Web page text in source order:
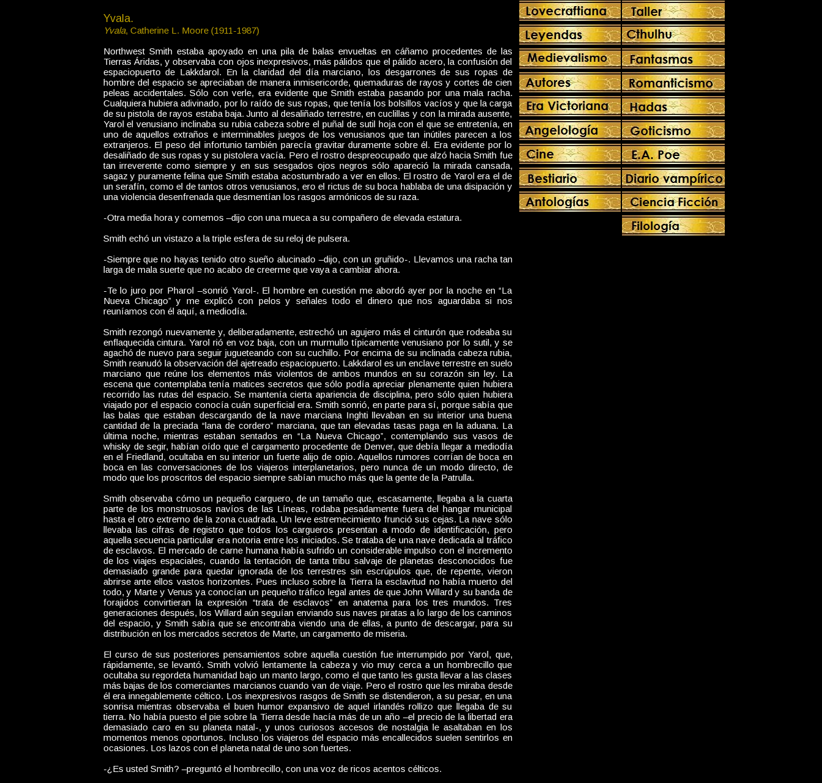
Yvala.
Yvala, Catherine L. Moore (1911-1987)
Northwest Smith estaba apoyado en una pila de balas envueltas en cáñamo procedentes de las
Tierras Áridas, y observaba con ojos inexpresivos, más pálidos que el pálido acero, la confusión del
espaciopuerto de Lakkdarol. En la claridad del día marciano, los desgarrones de sus ropas de
hombre del espacio se apreciaban de manera inmisericorde, quemaduras de rayos y cortes de cien
peleas accidentales. Sólo con verle, era evidente que Smith estaba pasando por una mala racha.
Cualquiera hubiera adivinado, por lo raído de sus ropas, que tenía los bolsillos vacíos y que la carga
de su pistola de rayos estaba baja. Junto al desaliñado terrestre, en cuclillas y con la mirada ausente,
Yarol el venusiano inclinaba su rubia cabeza sobre el puñal de sutil hoja con el que se entretenía, en
uno de aquellos extraños e interminables juegos de los venusianos que tan inútiles parecen a los
extranjeros. El peso del infortunio también parecía gravitar duramente sobre él. Era evidente por lo
desaliñado de sus ropas y su pistolera vacía. Pero el rostro despreocupado que alzó hacia Smith fue
tan irreverente como siempre y en sus sesgados ojos negros sólo apareció la mirada cansada,
sagaz y puramente felina que Smith estaba acostumbrado a ver en ellos. El rostro de Yarol era el de
un serafín, como el de tantos otros venusianos, ero el rictus de su boca hablaba de una disipación y
una violencia desenfrenada que desmentían los rasgos armónicos de su raza.
-Otra media hora y comemos –dijo con una mueca a su compañero de elevada estatura.
Smith echó un vistazo a la triple esfera de su reloj de pulsera.
-Siempre que no hayas tenido otro sueño alucinado –dijo, con un gruñido-. Llevamos una racha tan
larga de mala suerte que no acabo de creerme que vaya a cambiar ahora.
-Te lo juro por Pharol –sonrió Yarol-. El hombre en cuestión me abordó ayer por la noche en “La
Nueva Chicago” y me explicó con pelos y señales todo el dinero que nos aguardaba si nos
reuníamos con él aquí, a mediodía.
Smith rezongó nuevamente y, deliberadamente, estrechó un agujero más el cinturón que rodeaba su
enflaquecida cintura. Yarol rió en voz baja, con un murmullo típicamente venusiano por lo sutil, y se
agachó de nuevo para seguir jugueteando con su cuchillo. Por encima de su inclinada cabeza rubia,
Smith reanudó la observación del ajetreado espaciopuerto. Lakkdarol es un enclave terrestre en suelo
marciano que reúne los elementos más violentos de ambos mundos en su corazón sin ley. La
escena que contemplaba tenía matices secretos que sólo podía apreciar plenamente quien hubiera
recorrido las rutas del espacio. Se mantenía cierta apariencia de disciplina, pero sólo quien hubiera
viajado por el espacio conocía cuán superficial era. Smith sonrió, en parte para sí, porque sabía que
las balas que estaban descargando de la nave marciana Inghti llevaban en su interior una buena
cantidad de la preciada “lana de cordero” marciana, que tan elevadas tasas paga en la aduana. La
última noche, mientras estaban sentados en “La Nueva Chicago”, contemplando sus vasos de
whisky de segir, habían oído que el cargamento procedente de Denver, que debía llegar a mediodía
en el Friedland, ocultaba en su interior un fuerte alijo de opio. Aquellos rumores corrían de boca en
boca en las conversaciones de los viajeros interplanetarios, pero nunca de un modo directo, de
modo que los proscritos del espacio siempre sabían mucho más que la gente de la Patrulla.
Smith observaba cómo un pequeño carguero, de un tamaño que, escasamente, llegaba a la cuarta
parte de los monstruosos navíos de las Líneas, rodaba pesadamente fuera del hangar municipal
hasta el otro extremo de la zona cuadrada. Un leve estremecimiento frunció sus cejas. La nave sólo
llevaba las cifras de registro que todos los cargueros presentan a modo de identificación, pero
aquella secuencia particular era notoria entre los iniciados. Se trataba de una nave dedicada al tráfico
de esclavos. El mercado de carne humana había sufrido un considerable impulso con el incremento
de los viajes espaciales, cuando la tentación de tanta tribu salvaje de planetas desconocidos fue
demasiado grande para quedar ignorada de los terrestres sin escrúpulos que, de repente, vieron
abrirse ante ellos vastos horizontes. Pues incluso sobre la Tierra la esclavitud no había muerto del
todo, y Marte y Venus ya conocían un pequeño tráfico legal antes de que John Willard y su banda de
forajidos convirtieran la expresión “trata de esclavos” en anatema para los tres mundos. Tres
generaciones después, los Willard aún seguían enviando sus naves piratas a lo largo de los caminos
del espacio, y Smith sabía que se encontraba viendo una de ellas, a punto de descargar, para su
distribución en los mercados secretos de Marte, un cargamento de miseria.
El curso de sus posteriores pensamientos sobre aquella cuestión fue interrumpido por Yarol, que,
rápidamente, se levantó. Smith volvió lentamente la cabeza y vio muy cerca a un hombrecillo que
ocultaba su regordeta humanidad bajo un manto largo, como el que tanto les gusta llevar a las clases
más bajas de los comerciantes marcianos cuando van de viaje. Pero el rostro que les miraba desde
él era innegablemente céltico. Los inexpresivos rasgos de Smith se distendieron, a su pesar, en una
sonrisa mientras observaba el buen humor expansivo de aquel irlandés rollizo que llegaba de su
tierra. No había puesto el pie sobre la Tierra desde hacía más de un año –el precio de la libertad era
demasiado caro en su planeta natal-, y unos curiosos accesos de nostalgia le asaltaban en los
momentos menos oportunos. Incluso los viajeros del espacio más encallecidos suelen sentirlos en
ocasiones. Los lazos con el planeta natal de uno son fuertes.
-¿Es usted Smith? –preguntó el hombrecillo, con una voz de ricos acentos célticos.